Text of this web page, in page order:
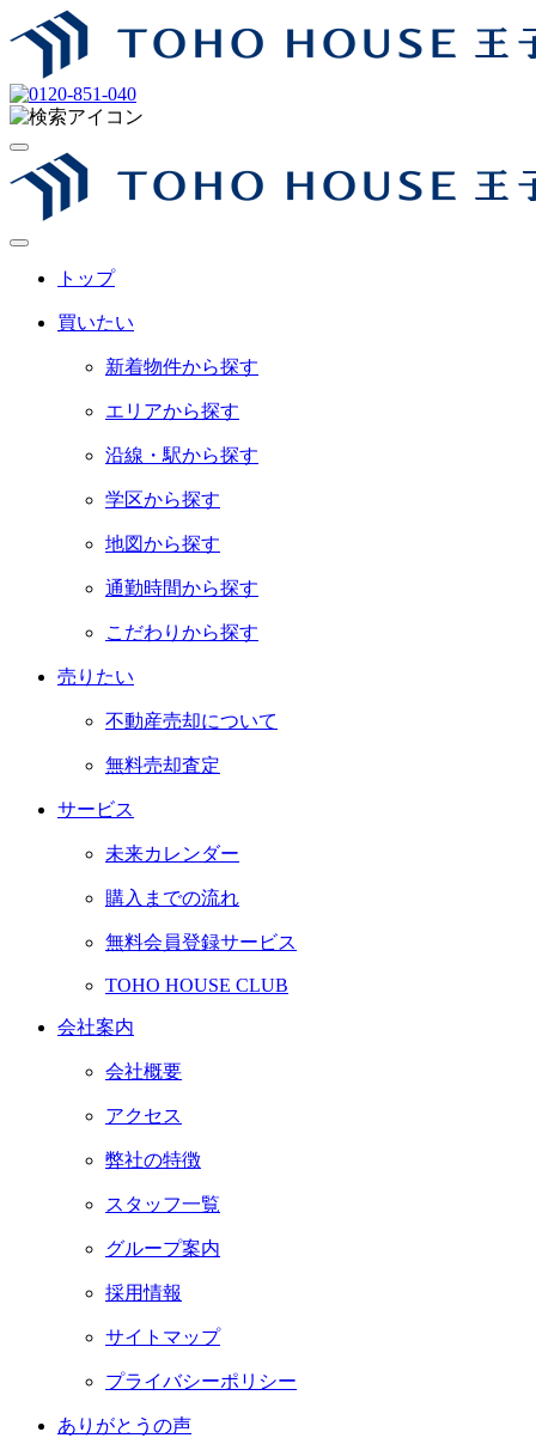
トップ
買いたい
新着物件から探す
エリアから探す
沿線・駅から探す
学区から探す
地図から探す
通勤時間から探す
こだわりから探す
売りたい
不動産売却について
無料売却査定
サービス
未来カレンダー
購入までの流れ
無料会員登録サービス
TOHO HOUSE CLUB
会社案内
会社概要
アクセス
弊社の特徴
スタッフ一覧
グループ案内
採用情報
サイトマップ
プライバシーポリシー
ありがとうの声